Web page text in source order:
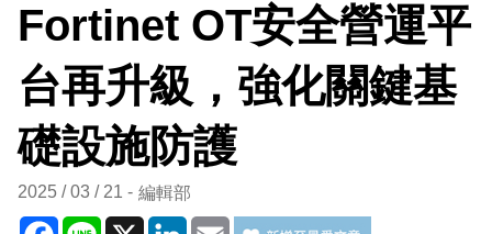
Fortinet OT安全營運平
台再升級，強化關鍵基
礎設施防護
2025 / 03 / 21 編輯部
Facebook
Line X LinkedIn
Email